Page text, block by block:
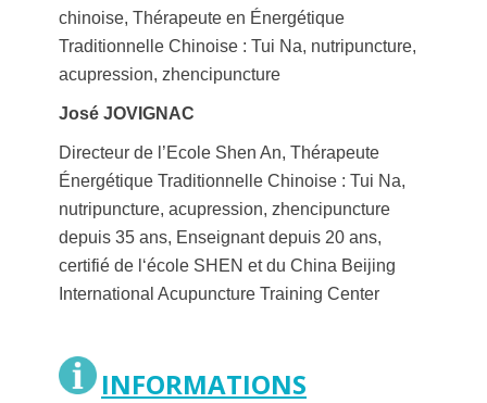
chinoise, Thérapeute en Énergétique
Traditionnelle Chinoise : Tui Na, nutripuncture,
acupression, zhencipuncture
José JOVIGNAC
Directeur de l’Ecole Shen An, Thérapeute
Énergétique Traditionnelle Chinoise : Tui Na,
nutripuncture, acupression, zhencipuncture
depuis 35 ans, Enseignant depuis 20 ans,
certifié de l‘école SHEN et du China Beijing
International Acupuncture Training Center
INFORMATIONS